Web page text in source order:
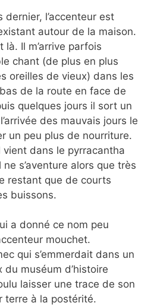
dernier, l’accenteur est
autour de la maison.
là. Il m’arrive parfois
chant (de plus en plus
oreilles de vieux) dans les
de la route en face de
quelques jours il sort un
des mauvais jours le
un peu plus de nourriture.
dans le pyrracantha
s’aventure alors que très
restant que de courts
buissons.
a donné ce nom peu
mouchet.
qui s’emmerdait dans un
du muséum d’histoire
laisser une trace de son
terre à la postérité.